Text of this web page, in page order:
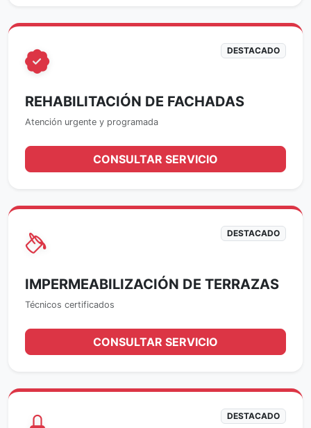
DESTACADO
REHABILITACIÓN DE FACHADAS
Atención urgente y programada
CONSULTAR SERVICIO
DESTACADO
IMPERMEABILIZACIÓN DE TERRAZAS
Técnicos certificados
CONSULTAR SERVICIO
DESTACADO